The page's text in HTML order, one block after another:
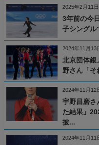
3年前の今
子シングル
2025年2月11
北京団体銀
野さん「そ
2024年11月13
宇野昌磨さ
た結果」
披...
2024年11月12
2024年11月11